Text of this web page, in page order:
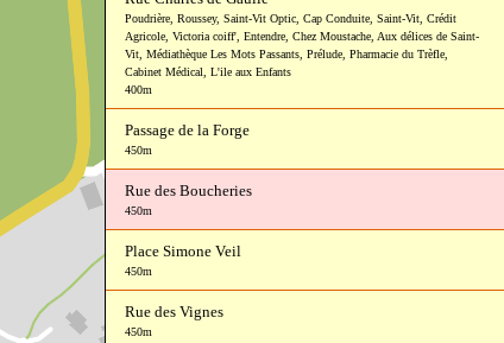
Poudrière, Roussey, Saint-Vit Optic, Cap Conduite, Saint-Vit, Crédit
Agricole, Victoria coiff', Entendre, Chez Moustache, Aux délices de Saint-
Vit, Médiathèque Les Mots Passants, Prélude, Pharmacie du Trèfle,
Cabinet Médical
L'ile aux Enfants
400m
Passage de la Forge
450m
Rue des Boucheries
450m
Place Simone Veil
450m
Rue des Vignes
450m